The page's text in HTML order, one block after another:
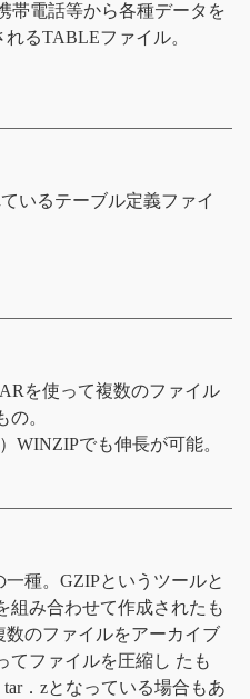
帯電話等から各種データを
るTABLEファイル。
いるテーブル定義ファイ
を使って複数のファイル
の。
WINZIPでも伸長が可能。
種。GZIPというツールと
組み合わせて作成されたも
のファイルをアーカイブ
てファイルを圧縮し たも
．zとなっている場合もあ